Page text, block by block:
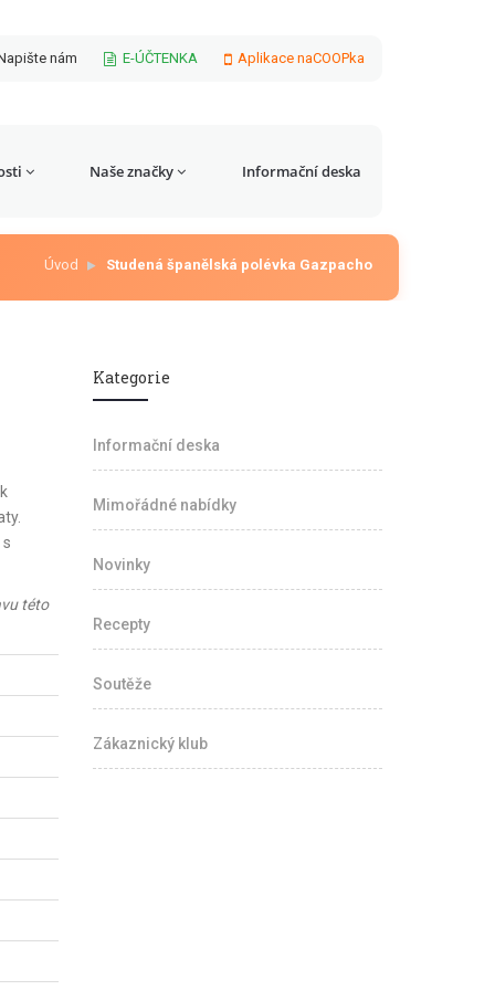
nám E-ÚČTENKA Aplikace naCOOPka
Naše značky Informační deska
Úvod Studená španělská polévka Gazpacho
této
Kategorie
Informační deska
Mimořádné nabídky
Novinky
Recepty
Soutěže
Zákaznický klub